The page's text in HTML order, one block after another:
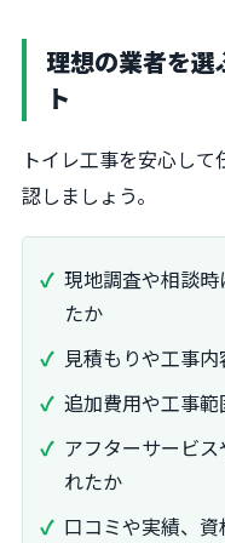
理想の業者を選
ト
トイレ工事を安心し
認しましょう。
現地調査や相談
たか
見積もりや工事
追加費用や工事
アフターサービ
れたか
口コミや実績、